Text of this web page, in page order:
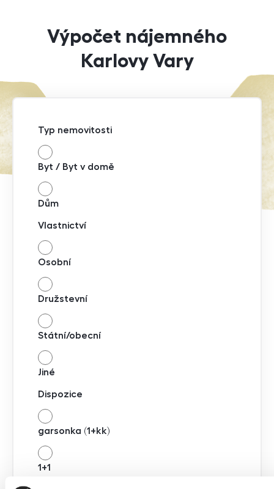
Výpočet nájemného
Karlovy Vary
Typ nemovitosti
Byt / Byt v domě
Dům
Vlastnictví
Osobní
Družstevní
Státní/obecní
Jiné
Dispozice
garsonka (1+kk)
1+1